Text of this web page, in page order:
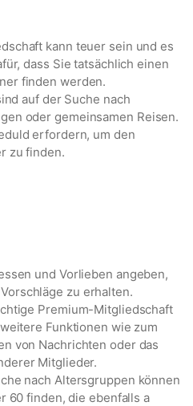
kann teuer sein und es
dass Sie tatsächlich einen
finden werden.
auf der Suche nach
oder gemeinsamen Reisen.
erfordern, um den
zu finden.
und Vorlieben angeben,
zu erhalten.
Premium-Mitgliedschaft
Funktionen wie zum
von Nachrichten oder das
Mitglieder.
nach Altersgruppen können
60 finden, die ebenfalls a